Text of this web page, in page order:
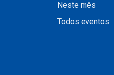
Neste mês
Todos eventos